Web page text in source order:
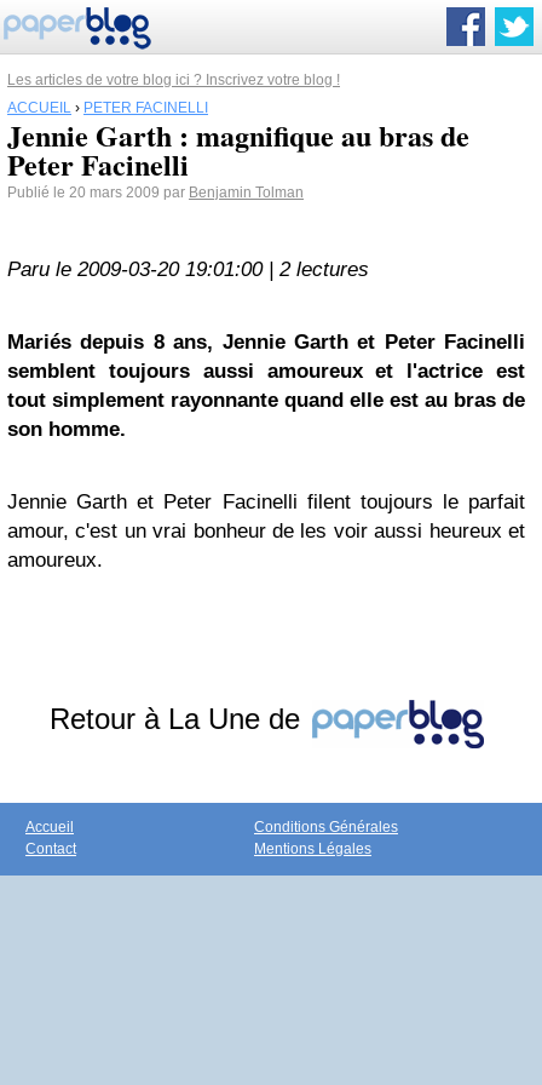
Les articles de votre blog ici ? Inscrivez votre blog !
ACCUEIL › PETER FACINELLI
Jennie Garth : magnifique au bras de
Peter Facinelli
Publié le 20 mars 2009 par Benjamin Tolman
Paru le 2009-03-20 19:01:00 | 2 lectures
Mariés depuis 8 ans, Jennie Garthet Peter Facinelli
semblent toujours aussi amoureux et l'actrice est
tout simplement rayonnante quand elle est au bras de
son homme.
Jennie Garth et Peter Facinelli filent toujours le parfait
amour, c'est un vrai bonheur de les voir aussi heureux et
amoureux.
Retour à La Une de
Accueil
Contact
Conditions Générales
Mentions Légales